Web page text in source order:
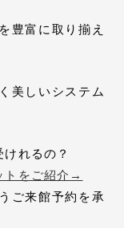
豊富に取り揃え
美しいシステム
れるの？
トをご紹介→
ご来館予約を承